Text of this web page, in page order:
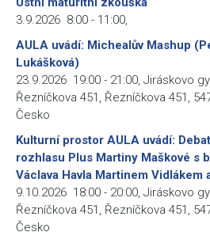
3.9.2026 8:00 - 11:00,
AULA uvádí: Michealův Mashup
Lukášková)
23.9.2026 19:00 - 21:00, Jiráskovo
Řezníčkova 451, Řezníčkova 451,
Česko
Kulturní prostor AULA uvádí:
rozhlasu Plus Martiny Maškové s
Václava Havla Martinem Vidlákem
9.10.2026 18:00 - 20:00, Jiráskovo
Řezníčkova 451, Řezníčkova 451,
Česko